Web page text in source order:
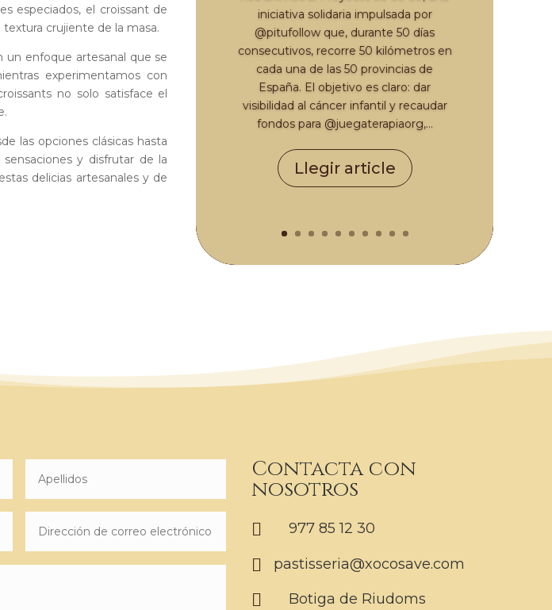
especiados, el croissant de
crujiente de la masa.
un enfoque artesanal que se
experimentamos con
no solo satisface el
las opciones clásicas hasta
y disfrutar de la
delicias artesanales y de
iniciativa solidaria impulsada por
@pitufollow que, durante 50 días
consecutivos, recorre 50 kilómetros en
cada una de las 50 provincias de
España. El objetivo es claro: dar
visibilidad al cáncer infantil y recaudar
fondos para @juegaterapiaorg,...
Llegir article
Contacta con
nosotros
 977 85 12 30
 pastisseria@xocosave.com
 Botiga de Riudoms